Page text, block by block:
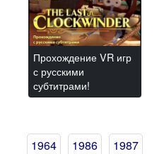
Прохождение VR игр
с русскими
субтитрами!
1964 1986
1987